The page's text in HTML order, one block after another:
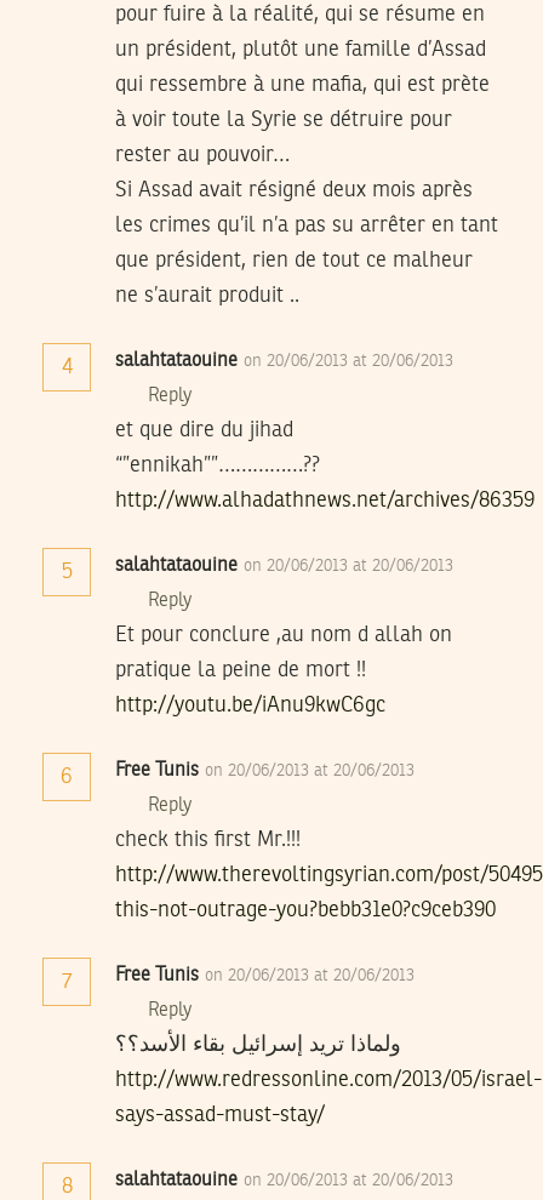
pour fuire à la réalité, qui se résume en
un président, plutôt une famille d’Assad
qui ressembre à une mafia, qui est prète
à voir toute la Syrie se détruire pour
rester au pouvoir…
Si Assad avait résigné deux mois après
les crimes qu’il n’a pas su arrêter en tant
que président, rien de tout ce malheur
ne s’aurait produit ..
4 salahtataouine on 20/06/2013 at 20/06/2013
Reply
et que dire du jihad
“”ennikah””……………??
http://www.alhadathnews.net/archives/86359
5 salahtataouine on 20/06/2013 at 20/06/2013
Reply
Et pour conclure ,au nom d allah on
pratique la peine de mort !!
http://youtu.be/iAnu9kwC6gc
6 Free Tunis on 20/06/2013 at 20/06/2013
Reply
check this first Mr.!!!
http://www.therevoltingsyrian.com/post/
this-not-outrage-you?bebb31e0?c9ceb390
7 Free Tunis on 20/06/2013 at 20/06/2013
Reply
ولماذا تريد إسرائيل بقاء الأسد؟؟
http://www.redressonline.com/2013/05/israel-
says-assad-must-stay/
8 salahtataouine on 20/06/2013 at 20/06/2013